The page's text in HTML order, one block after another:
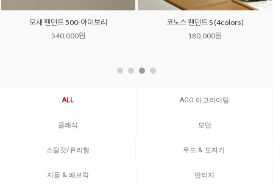
모새 팬던트 500-아이보리
540,000원
코노스 팬던트 S (4colors)
180,000원
ALL AGO 아고라이팅
클래식 모던
스틸갓/유리형 우드 & 도자기
지등 & 패브릭 빈티지